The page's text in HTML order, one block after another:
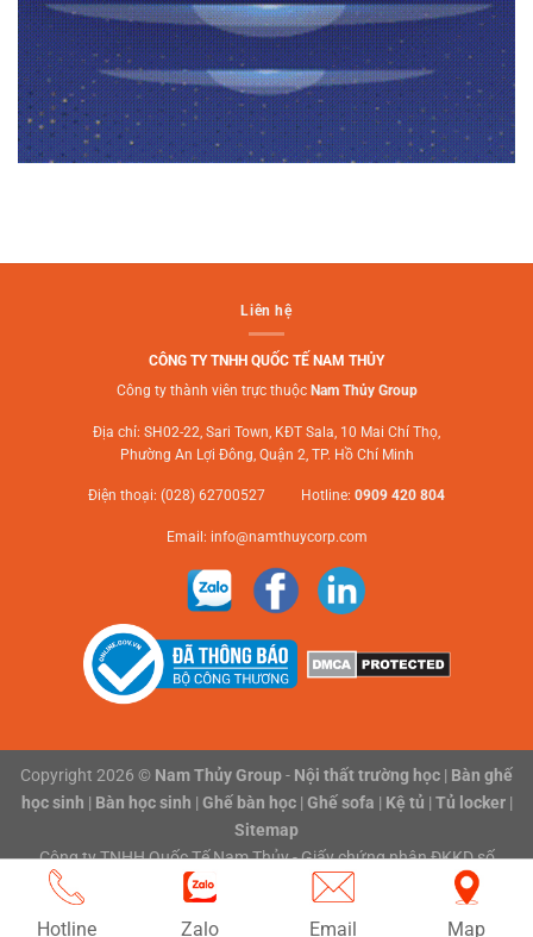
Liên hệ
CÔNG TY TNHH QUỐC TẾ NAM THỦY
Công ty thành viên trực thuộc Nam Thủy Group
Địa chỉ: SH02-22, Sari Town, KĐT Sala, 10 Mai Chí Thọ,
Phường An Lợi Đông, Quận 2, TP. Hồ Chí Minh
Điện thoại: (028) 62700527 Hotline: 0909 420 804
Email: info@namthuycorp.com
Copyright 2026 © Nam Thủy Group- Nội thất trường học | Bàn ghế
học sinh | Bàn học sinh | Ghế bàn học| Ghế sofa | Kệ tủ | Tủ locker|
Sitemap
Công ty TNHH Quốc Tế Nam Thủy - Giấy chứng nhận ĐKKD số
0316118801 do Sở Kế hoạch và Đầu tư Thành phố Hồ Chí Minh cấp
Hotline Zalo Email Map